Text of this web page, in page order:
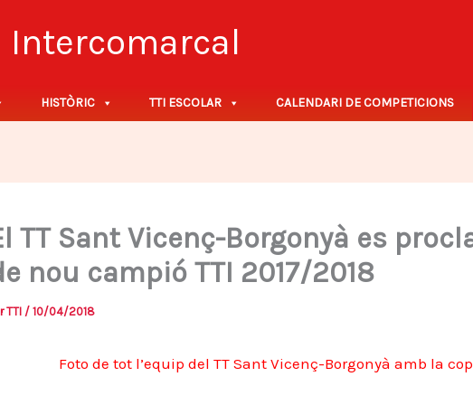
Intercomarcal
HISTÒRIC TTI ESCOLAR CALENDARI DE COMPETICIONS
TT Sant Vicenç-Borgonyà es
nou campió TTI 2017/2018
TTI / 10/04/2018
Foto de tot l’equip del TT Sant Vicenç-Borgonyà amb la